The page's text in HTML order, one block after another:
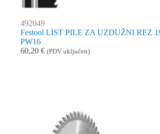
492049
Festool LIST PILE ZA UZDUŽNI REZ
PW16
60,20 € (PDV uključen)